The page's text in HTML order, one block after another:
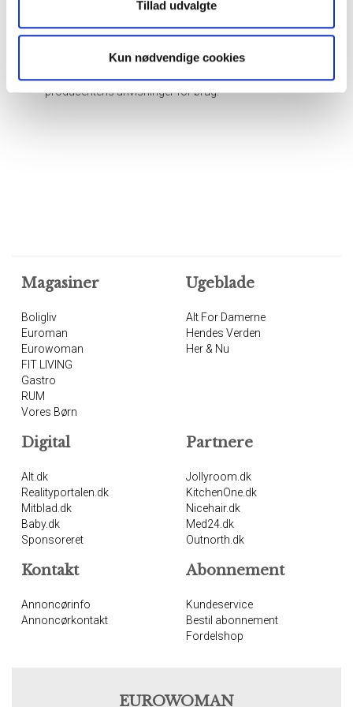
Tillad udvalgte
Kun nødvendige cookies
bruge skrappe skuremidler på porcelæn og glas for
at forhindre ridser.
Opbevar dem forsigtigt med skåneindlæg mellem for
producentens anvisninger for brug.
Magasiner
Boligliv
Euroman
Eurowoman
FIT LIVING
Gastro
RUM
Vores Børn
Ugeblade
Alt For Damerne
Hendes Verden
Her & Nu
Digital
Alt.dk
Realityportalen.dk
Mitblad.dk
Baby.dk
Sponsoreret
Partnere
Jollyroom.dk
KitchenOne.dk
Nicehair.dk
Med24.dk
Outnorth.dk
Kontakt
Annoncørinfo
Annoncørkontakt
Abonnement
Kundeservice
Bestil abonnement
Fordelshop
EUROWOMAN